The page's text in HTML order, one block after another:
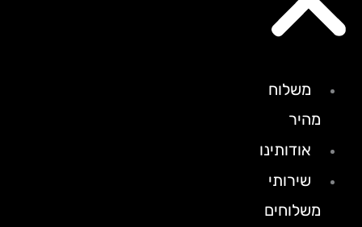
משלוח
מהיר
אודותינו
שירותי
משלוחים